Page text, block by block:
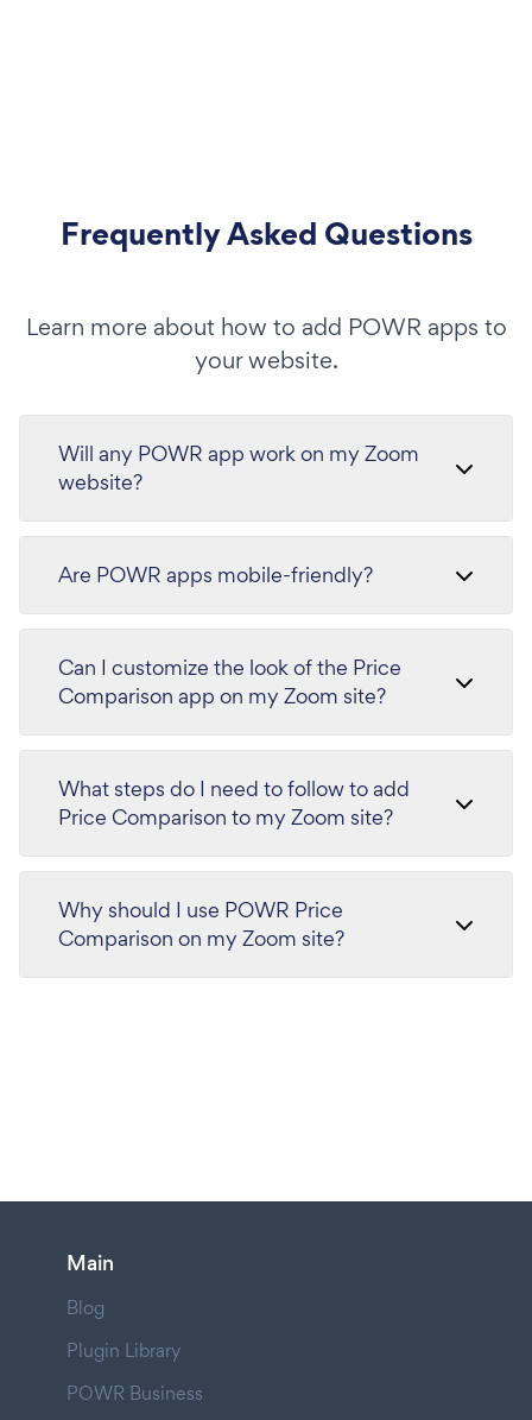
Frequently Asked Questions
Learn more about how to add POWR apps to
your website.
Will any POWR app work on my Zoom
website?
Are POWR apps mobile-friendly?
Can I customize the look of the Price
Comparison app on my Zoom site?
What steps do I need to follow to add
Price Comparison to my Zoom site?
Why should I use POWR Price
Comparison on my Zoom site?
Main
Blog
Plugin Library
POWR Business